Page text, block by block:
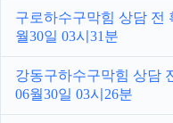
구로하수구막힘 상담 전
월30일 03시31분
강동구하수구막힘 상담
06월30일 03시26분